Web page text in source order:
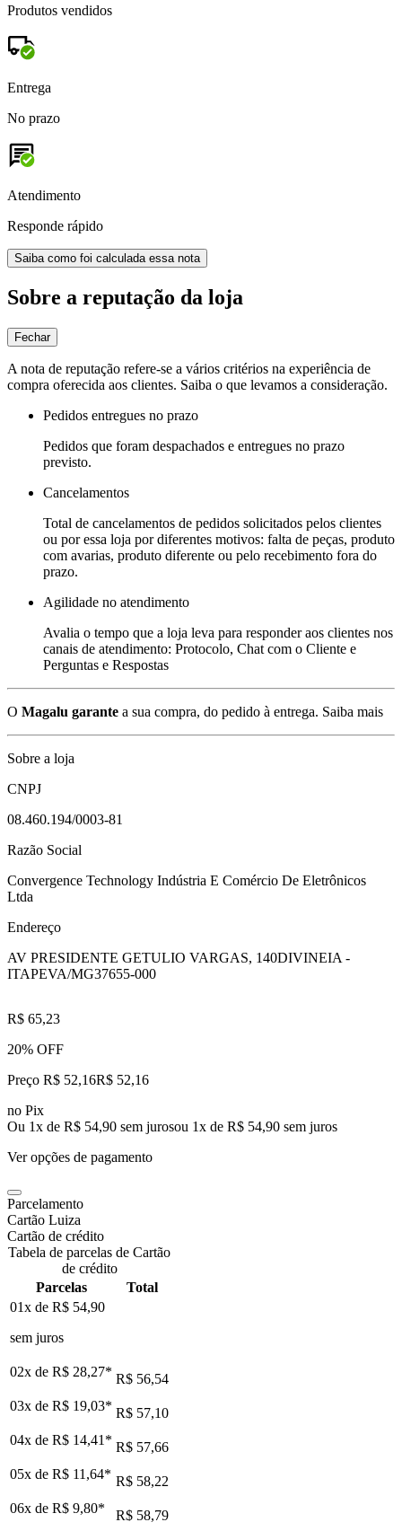
Produtos vendidos
Entrega
No prazo
Atendimento
Responde rápido
Saiba como foi calculada essa nota
Sobre a reputação da loja
Fechar
A nota de reputação refere-se a vários critérios na experiência de
compra oferecida aos clientes. Saiba o que levamos a consideração.
Pedidos entregues no prazo
Pedidos que foram despachados e entregues no prazo
previsto.
Cancelamentos
Total de cancelamentos de pedidos solicitados pelos clientes
ou por essa loja por diferentes motivos: falta de peças, produto
com avarias, produto diferente ou pelo recebimento fora do
prazo.
Agilidade no atendimento
Avalia o tempo que a loja leva para responder aos clientes nos
canais de atendimento: Protocolo, Chat com o Cliente e
Perguntas e Respostas
O Magalu garante a sua compra, do pedido à entrega. Saiba mais
Sobre a loja
CNPJ
08.460.194/0003-81
Razão Social
Convergence Technology Indústria E Comércio De Eletrônicos
Ltda
Endereço
AV PRESIDENTE GETULIO VARGAS, 140DIVINEIA -
ITAPEVA/MG37655-000
R$ 65,23
20% OFF
Preço R$ 52,16R$ 52,16
no Pix
Ou 1x de R$ 54,90 sem jurosou 1x de R$ 54,90 sem juros
Ver opções de pagamento
Parcelamento
Cartão Luiza
Cartão de crédito
Tabela de parcelas de Cartão
de crédito
Parcelas
Total
01x de R$ 54,90
sem juros
02x de R$ 28,27* R$ 56,54
03x de R$ 19,03* R$ 57,10
04x de R$ 14,41 * R$ 57,66
05x de R$ 11,64* R$ 58,22
06x de R$ 9,80*
R$ 58,79